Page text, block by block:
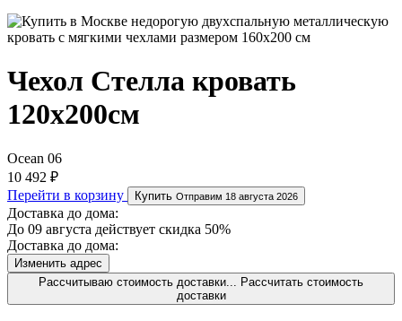
Чехол Стелла кровать
120х200см
Ocean 06
10 492 ₽
Перейти в корзину
Купить Отправим 18 августа 2026
Доставка до дома:
До 09 августа действует скидка 50%
Доставка до дома:
Изменить адрес
Рассчитываю стоимость доставки...
Рассчитать стоимость
доставки